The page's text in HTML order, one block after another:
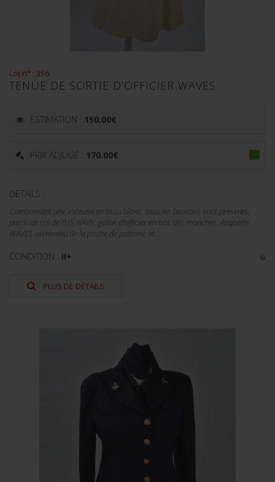
Lot n° : 356
TENUE DE SORTIE D’OFFICIER WAVES
ESTIMATION : 150.00€
PRIX ADJUGÉ : 170.00€
DÉTAILS :
Comprenant une vareuse en tissu blanc, tous les boutons sont présents,
patch de col de l’US NAVY, galon d’officier en bas des manches, étiquette
WAVES au niveau de la poche de poitrine, et...
CONDITION : II+
PLUS DE DÉTAILS